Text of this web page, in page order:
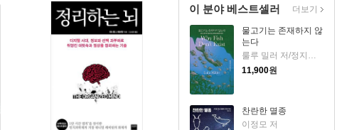
이 분야 베스트셀러
물고기는 존재하지 않
는다
룰루 밀러 저/정지인 역
11,900원
찬란한 멸종
이정모 저
더보기